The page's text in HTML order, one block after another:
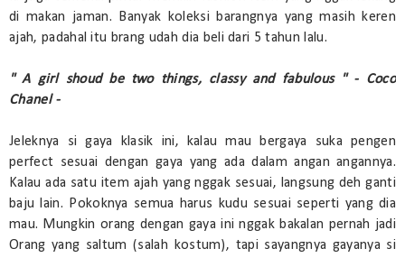
di makan jaman. Banyak koleksi barangnya yang masih keren
ajah, padahal itu brang udah dia beli dari 5 tahun lalu.
" A girl shoud be two things, classy and fabulous " - Coco
Chanel -
Jeleknya si gaya klasik ini, kalau mau bergaya suka pengen
perfect sesuai dengan gaya yang ada dalam angan angannya.
Kalau ada satu item ajah yang nggak sesuai, langsung deh ganti
baju lain. Pokoknya semua harus kudu sesuai seperti yang dia
mau. Mungkin orang dengan gaya ini nggak bakalan pernah jadi
Orang yang saltum (salah kostum), tapi sayangnya gayanya si